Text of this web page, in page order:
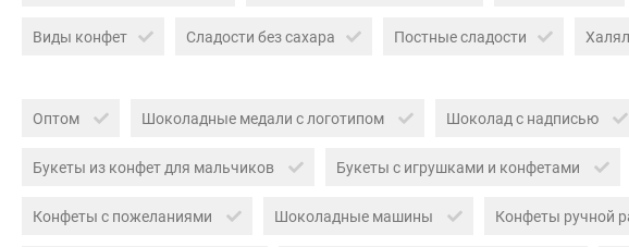
Виды конфет Сладости без сахара Постные сладости
Оптом Шоколадные медали с логотипом Шоколад с надписью
Букеты из конфет для мальчиков Букеты с игрушками и конфетами
Конфеты с пожеланиями Шоколадные машины Конфеты ручной